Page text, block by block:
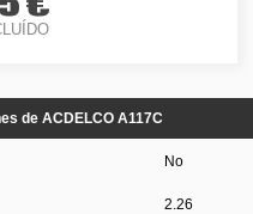
de ACDELCO A117C
No
2.26